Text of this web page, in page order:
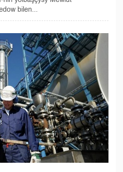
bilen...